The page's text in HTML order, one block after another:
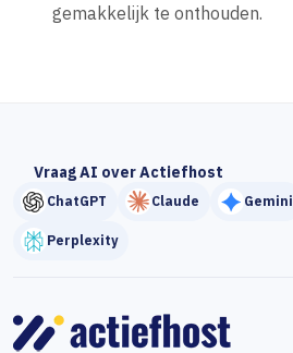
gemakkelijk te onthouden.
Vraag AI over Actiefhost
ChatGPT Claude Gemini
Perplexity